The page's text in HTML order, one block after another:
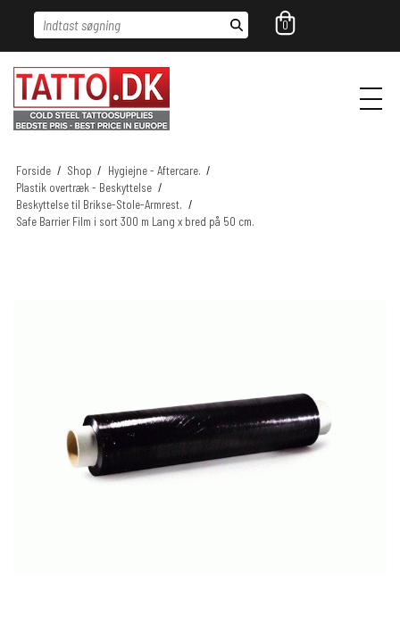
Indtast søgning 0
Forside / Shop / Hygiejne - Aftercare. /
Plastik overtræk - Beskyttelse /
Beskyttelse til Brikse-Stole-Armrest. /
Safe Barrier Film i sort 300 m Lang x bred på 50 cm.